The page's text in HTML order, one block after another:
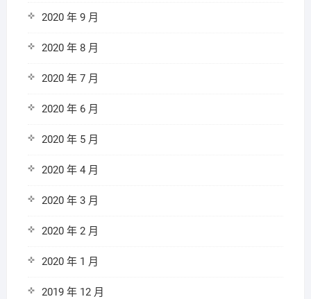
2020 年 9 月
2020 年 8 月
2020 年 7 月
2020 年 6 月
2020 年 5 月
2020 年 4 月
2020 年 3 月
2020 年 2 月
2020 年 1 月
2019 年 12 月